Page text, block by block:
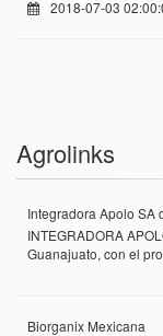
2018-07-03
Agrolinks
Integradora Apolo SA
INTEGRADORA
Guanajuato, con el
Biorganix Mexicana